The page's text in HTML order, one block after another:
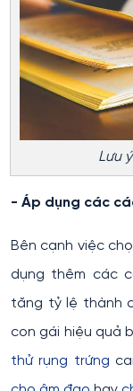
Lưu
- Áp dụng các
Bên cạnh việc
dụng thêm các
tăng tỷ lệ thành
con gái hiệu quả
thử rụng trứng